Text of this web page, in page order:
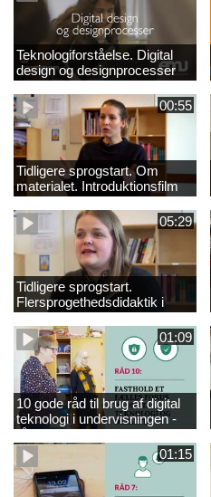
Teknologiforståelse. Digital
design og designprocesser
00:55
Tidligere sprogstart. Om
materialet. Introduktionsfilm
05:29
Tidligere sprogstart.
Flersprogethedsdidaktik i
engelsk
01:09
10 gode råd til brug af digital
teknologi i undervisningen -
råd 10
01:15